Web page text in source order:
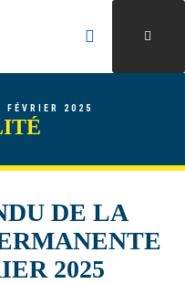
AU CONTENU
AU MENU
À LA RECHERCHE
Rechercher
Valider la
FÉVRIER 2025
DE LA
2025